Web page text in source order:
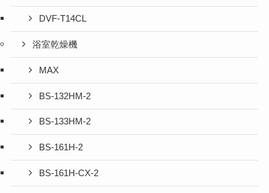
DVF-T14CL
浴室乾燥機
MAX
BS-132HM-2
BS-133HM-2
BS-161H-2
BS-161H-CX-2